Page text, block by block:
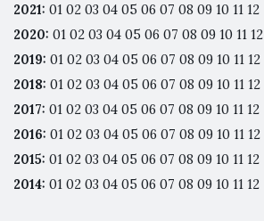
2021: 01 02 03 04 05 06 07 08 09 10 11 12
2020: 01 02 03 04 05 06 07 08 09 10 11 12
2019: 01 02 03 04 05 06 07 08 09 10 11 12
2018: 01 02 03 04 05 06 07 08 09 10 11 12
2017: 01 02 03 04 05 06 07 08 09 10 11 12
2016: 01 02 03 04 05 06 07 08 09 10 11 12
2015: 01 02 03 04 05 06 07 08 09 10 11 12
2014: 01 02 03 04 05 06 07 08 09 10 11 12